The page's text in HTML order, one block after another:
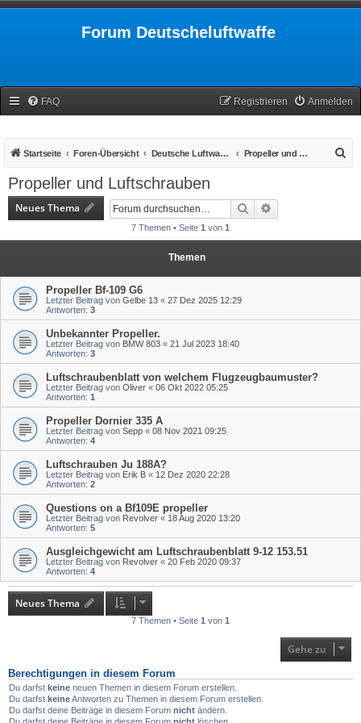
Forum Deutscheluftwaffe
FAQ Anmelden
Registrieren
Startseite Foren-Übersicht Deutsche Luftwaffe 1939-1945 Propeller und Luftschrauben
Propeller und Luftschrauben
Neues Thema Suche
7 Themen • Seite 1 von 1
Themen
Propeller Bf-109 G6
Letzter Beitrag von Gelbe 13 « 27 Dez 2025 12:29
Antworten: 3
Unbekannter Propeller.
Letzter Beitrag von BMW 803 « 21 Jul 2023 18:40
Antworten: 3
Luftschraubenblatt von welchem Flugzeugbaumuster?
Letzter Beitrag von Oliver « 06 Okt 2022 05:25
Antworten: 1
Propeller Dornier 335 A
Letzter Beitrag von Sepp « 08 Nov 2021 09:25
Antworten: 4
Luftschrauben Ju 188A?
Letzter Beitrag von Erik B « 12 Dez 2020 22:28
Antworten: 2
Questions on a Bf109E propeller
Letzter Beitrag von Revolver « 18 Aug 2020 13:20
Antworten: 5
Ausgleichgewicht am Luftschraubenblatt 9-12 153.51
Letzter Beitrag von Revolver « 20 Feb 2020 09:37
Antworten: 4
Neues Thema
7 Themen • Seite 1 von 1
Gehe zu
Berechtigungen in diesem Forum
Du darfst keine neuen Themen in diesem Forum erstellen.
Du darfst keineAntworten zu Themen in diesem Forum erstellen.
Du darfst deine Beiträge in diesem Forum nicht ändern.